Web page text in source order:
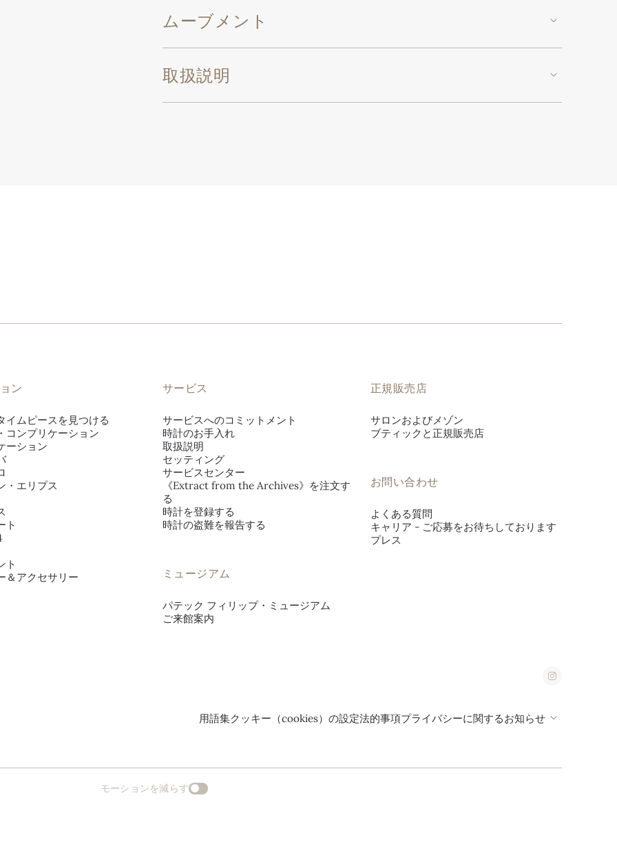
ムーブメント
取扱説明
ン
イムピースを見つける
コンプリケーション
ーション
・エリプス
ト
ト
＆アクセサリー
サービス
サービスへのコミットメント
時計のお手入れ
取扱説明
セッティング
サービスセンター
《Extract from the Archives》を注文す
る
時計を登録する
時計の盗難を報告する
ミュージアム
パテック フィリップ・ミュージアム
ご来館案内
正規販売店
サロンおよびメゾン
ブティックと正規販売店
お問い合わせ
よくある質問
キャリア - ご応募をお待ちしております
プレス
用語集クッキー（cookies）の設定法的事項プライバシーに関するお知らせ
モーションを減らす